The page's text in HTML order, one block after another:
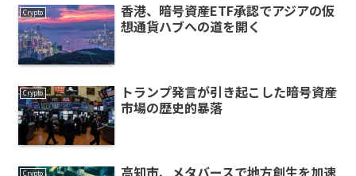
Crypto
香港、暗号資産ETF承認でアジアの仮
想通貨ハブへの道を開く
Crypto
トランプ発言が引き起こした暗号資産
市場の歴史的暴落
Crypto 高知市、メタバースで地方創生を加速